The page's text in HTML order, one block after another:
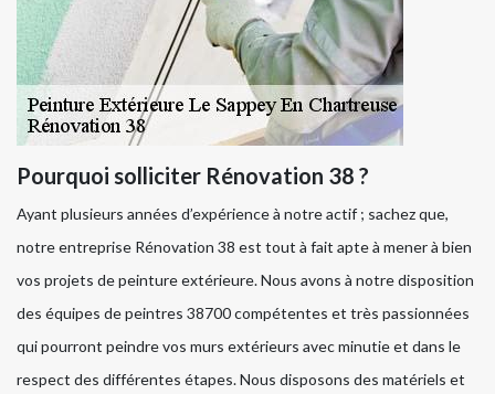
Pourquoi solliciter Rénovation 38 ?
Ayant plusieurs années d’expérience à notre actif ; sachez que,
notre entreprise Rénovation 38 est tout à fait apte à mener à bien
vos projets de peinture extérieure. Nous avons à notre disposition
des équipes de peintres 38700 compétentes et très passionnées
qui pourront peindre vos murs extérieurs avec minutie et dans le
respect des différentes étapes. Nous disposons des matériels et